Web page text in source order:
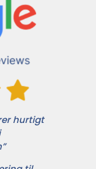
hurtigt